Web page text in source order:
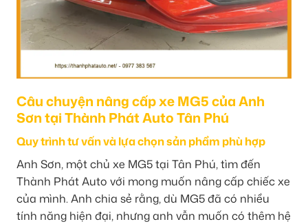
Câu chuyện nâng cấp xe MG5 của Anh
Sơn tại Thành Phát Auto Tân Phú
Quy trình tư vấn và lựa chọn sản phẩm phù hợp
Anh Sơn, một chủ xe MG5 tại Tân Phú, tìm đến
Thành Phát Auto với mong muốn nâng cấp chiếc xe
của mình. Anh chia sẻ rằng, dù MG5 đã có nhiều
tính năng hiện đại, nhưng anh vẫn muốn có thêm hệ